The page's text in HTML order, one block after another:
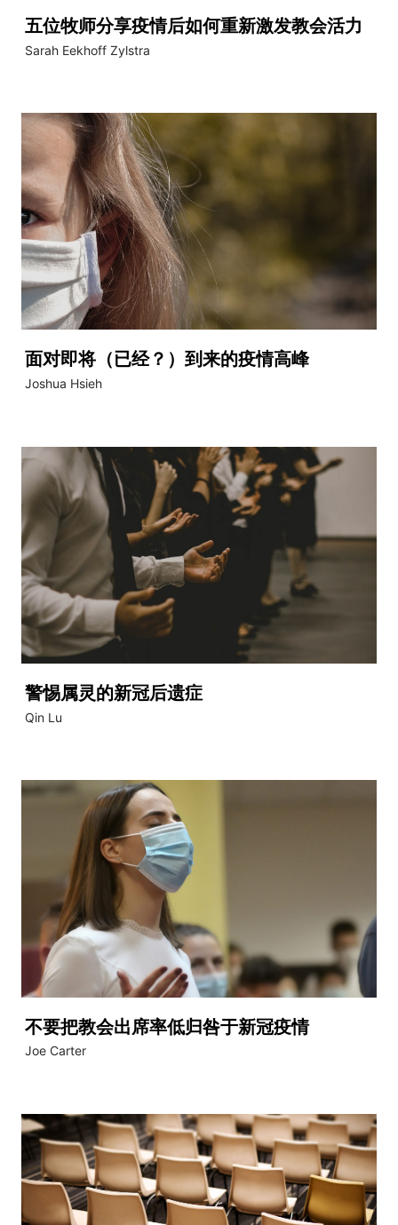
五位牧师分享疫情后如何重新激发教会活力
Sarah Eekhoff Zylstra
面对即将（已经？）到来的疫情高峰
Joshua Hsieh
警惕属灵的新冠后遗症
Qin Lu
不要把教会出席率低归咎于新冠疫情
Joe Carter